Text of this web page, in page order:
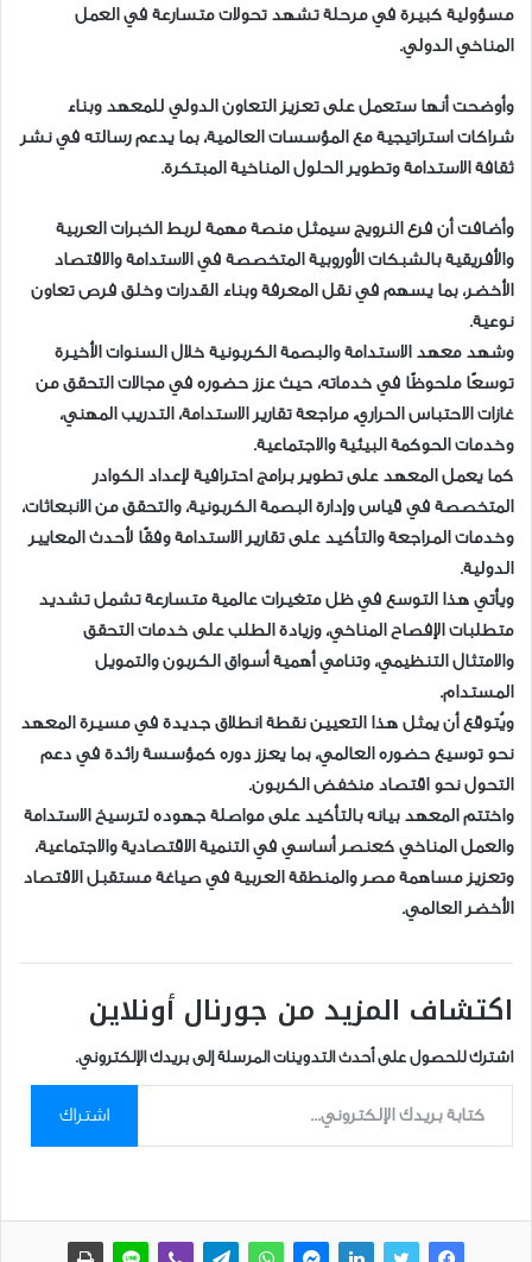
مسؤولية كبيرة في مرحلة تشهد تحولات متسارعة في العمل
المناخي الدولي.
وأوضحت أنها ستعمل على تعزيز التعاون الدولي للمعهد وبناء
شراكات استراتيجية مع المؤسسات العالمية، بما يدعم رسالته في نشر
ثقافة الاستدامة وتطوير الحلول المناخية المبتكرة.
وأضافت أن فرع النرويج سيمثل منصة مهمة لربط الخبرات العربية
والأفريقية بالشبكات الأوروبية المتخصصة في الاستدامة والاقتصاد
الأخضر، بما يسهم في نقل المعرفة وبناء القدرات وخلق فرص تعاون
نوعية.
وشهد معهد الاستدامة والبصمة الكربونية خلال السنوات الأخيرة
توسعًا ملحوظًا في خدماته، حيث عزز حضوره في مجالات التحقق من
غازات الاحتباس الحراري، مراجعة تقارير الاستدامة، التدريب المهني،
وخدمات الحوكمة البيئية والاجتماعية.
كما يعمل المعهد على تطوير برامج احترافية لإعداد الكوادر
المتخصصة في قياس وإدارة البصمة الكربونية، والتحقق من الانبعاثات،
وخدمات المراجعة والتأكيد على تقارير الاستدامة وفقًا لأحدث المعايير
الدولية.
ويأتي هذا التوسع في ظل متغيرات عالمية متسارعة تشمل تشديد
متطلبات الإفصاح المناخي، وزيادة الطلب على خدمات التحقق
والامتثال التنظيمي، وتنامي أهمية أسواق الكربون والتمويل
المستدام.
ويُتوقع أن يمثل هذا التعيين نقطة انطلاق جديدة في مسيرة المعهد
نحو توسيع حضوره العالمي، بما يعزز دوره كمؤسسة رائدة في دعم
التحول نحو اقتصاد منخفض الكربون.
واختتم المعهد بيانه بالتأكيد على مواصلة جهوده لترسيخ الاستدامة
والعمل المناخي كعنصر أساسي في التنمية الاقتصادية والاجتماعية،
وتعزيز مساهمة مصر والمنطقة العربية في صياغة مستقبل الاقتصاد
الأخضر العالمي.
اكتشاف المزيد من جورنال أونلاين
اشترك للحصول على أحدث التدوينات المرسلة إلى بريدك الإلكتروني.
كتابة بريدك الإلكتروني...
اشتراك